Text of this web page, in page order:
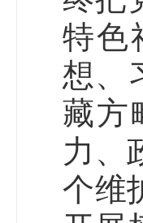
特色
想、
藏方
力、
个维